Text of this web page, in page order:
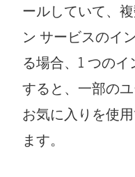
ールしていて、
ン サービスのイ
る場合、1 つの
すると、一部の
お気に入りを使
ます。